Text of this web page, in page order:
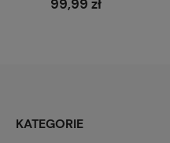
99,99 zł
KATEGORIE